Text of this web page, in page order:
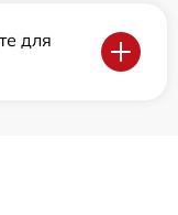
для